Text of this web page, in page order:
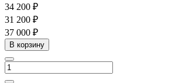
34 200 ₽
31 200 ₽
37 000 ₽
В корзину